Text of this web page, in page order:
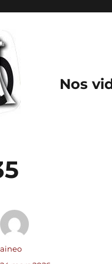
Nos
Auteur
aineo